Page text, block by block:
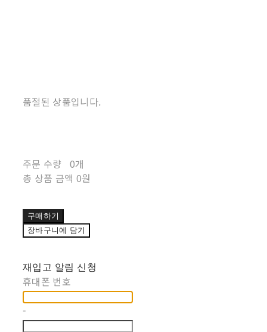
품절된 상품입니다.
주문 수량
0개
총 상품 금액 0원
구매하기
장바구니에 담기
재입고 알림 신청
휴대폰 번호
-